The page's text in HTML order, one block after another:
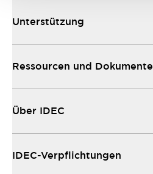
Unterstützung
Ressourcen und Dokumente
Über IDEC
IDEC-Verpflichtungen